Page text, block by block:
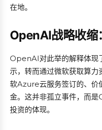
在地。
OpenAI战略收缩
OpenAI对此举的解释体现
示，转而通过微软获取算
软Azure云服务签订的、价
金。这并非孤立事件，而
投资的体现。